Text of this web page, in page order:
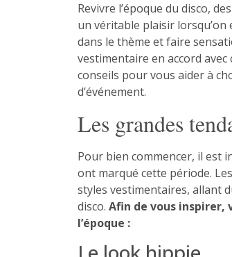
Revivre l’époque du disco,
un véritable plaisir lorsqu’on
dans le thème et faire
vestimentaire en accord
conseils pour vous aider à
d’événement.
Les grandes
Pour bien commencer, il est
ont marqué cette période.
styles vestimentaires, allant
disco. Afin de vous inspirer,
l’époque :